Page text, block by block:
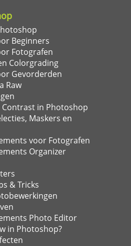
Beginners
Fotografen
Colorgrading
Gevorderden
Raw
in Photoshop
Maskers en
voor Fotografen
Organizer
& Tricks
Photo Editor
in Photoshop?